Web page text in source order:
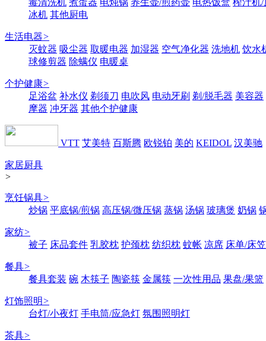
冰机 其他厨电
生活电器>
灭蚊器 吸尘器 取暖电器 加湿器 空气净化器 洗地机 饮水
球修剪器 除螨仪 电暖桌
个护健康>
足浴盆 补水仪 剃须刀 电吹风 电动牙刷 剃/脱毛器 美容器
摩器 冲牙器 其他个护健康
VTT 艾美特 百斯腾 欧锐铂 美的 KEIDOL 汉美驰
家居厨具
>
烹饪锅具>
炒锅 平底锅/煎锅 高压锅/微压锅 蒸锅 汤锅 玻璃煲 奶锅
家纺>
被子 床品套件 乳胶枕 护颈枕 纺织枕 蚊帐 凉席 床单/床笠
餐具>
餐具套装 碗 木筷子 陶瓷筷 金属筷 一次性用品 果盘/果篮
灯饰照明>
台灯/小夜灯 手电筒/应急灯 氛围照明灯
茶具>